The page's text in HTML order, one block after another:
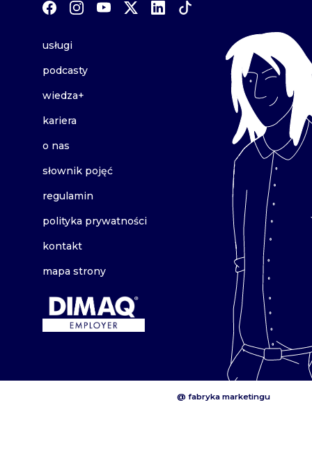
usługi
podcasty
wiedza+
kariera
o nas
słownik pojęć
regulamin
polityka prywatności
kontakt
mapa strony
@ fabryka marketingu